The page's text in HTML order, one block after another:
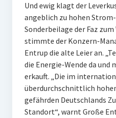
Und ewig klagt der
angeblich zu hohen
Sonderbeilage der Faz
stimmte der Konzern-
Entrup die alte Leier an.
die Energie-Wende da und
erkauft. „Die im
überdurchschnittlich
gefährden Deutschlands
Standort“, warnt Große